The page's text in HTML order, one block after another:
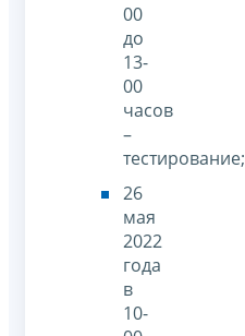
00
до
13-
00
часов
–
тестирование;
26
мая
2022
года
в
10-